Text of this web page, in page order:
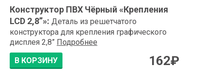
Конструктор ПВХ Чёрный «Крепления
LCD 2,8”»: Деталь из решетчатого
конструктора для крепления графического
дисплея 2,8” Подробнее
В КОРЗИНУ
162₽